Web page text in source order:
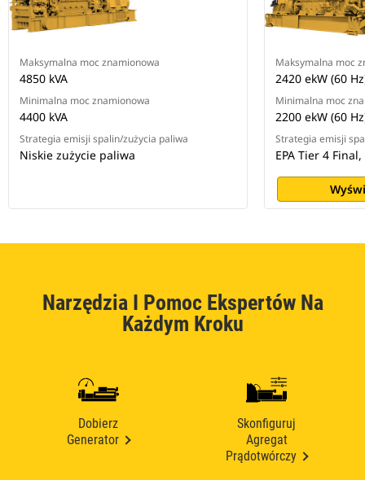
Maksymalna moc znamionowa
4850 kVA
Minimalna moc znamionowa
4400 kVA
Strategia emisji spalin/zużycia paliwa
Niskie zużycie paliwa
Maksymalna moc
2420 ekW (60
Minimalna moc
2200 ekW (60
Strategia emisji
EPA Tier 4
Narzędzia I Pomoc Ekspertów Na
Każdym Kroku
Dobierz
Generator
Skonfiguruj
Agregat
Prądotwórczy